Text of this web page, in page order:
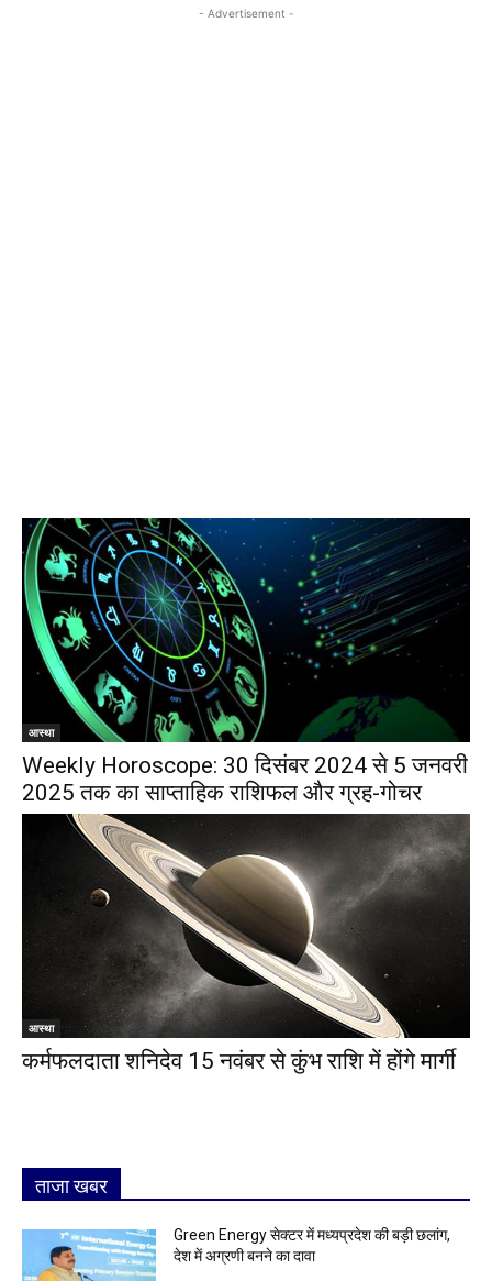
- Advertisement -
आस्था
Weekly Horoscope: 30 दिसंबर 2024 से 5 जनवरी
2025 तक का साप्ताहिक राशिफल और ग्रह-गोचर
आस्था
कर्मफलदाता शनिदेव 15 नवंबर से कुंभ राशि में होंगे मार्गी
ताजा खबर
Green Energy सेक्टर में मध्यप्रदेश की बड़ी छलांग,
देश में अग्रणी बनने का दावा